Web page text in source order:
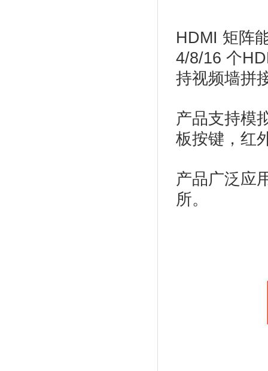
HDMI 矩阵
4/8/16 个
持视频墙拼
产品支持模
板按键，红
产品广泛应
所。